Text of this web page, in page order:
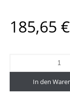
185,65 €
In den